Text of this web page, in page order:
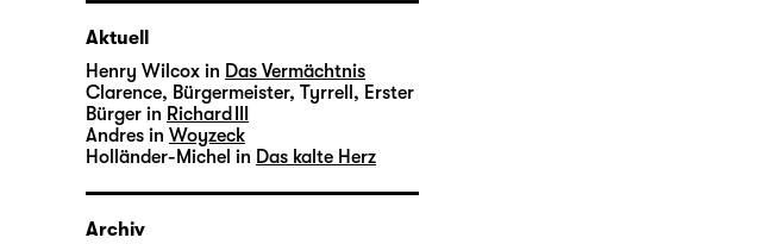
Aktuell
Henry Wilcox in Das Vermächtnis
Clarence, Bürgermeister, Tyrrell, Erster
Bürger in Richard III
Andres in Woyzeck
Holländer-Michel in Das kalte Herz
Archiv